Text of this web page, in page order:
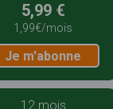
5,99 €
1,99€/mois
Je m'abonne
12 mois